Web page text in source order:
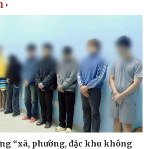
“xã, phường, đặc khu không